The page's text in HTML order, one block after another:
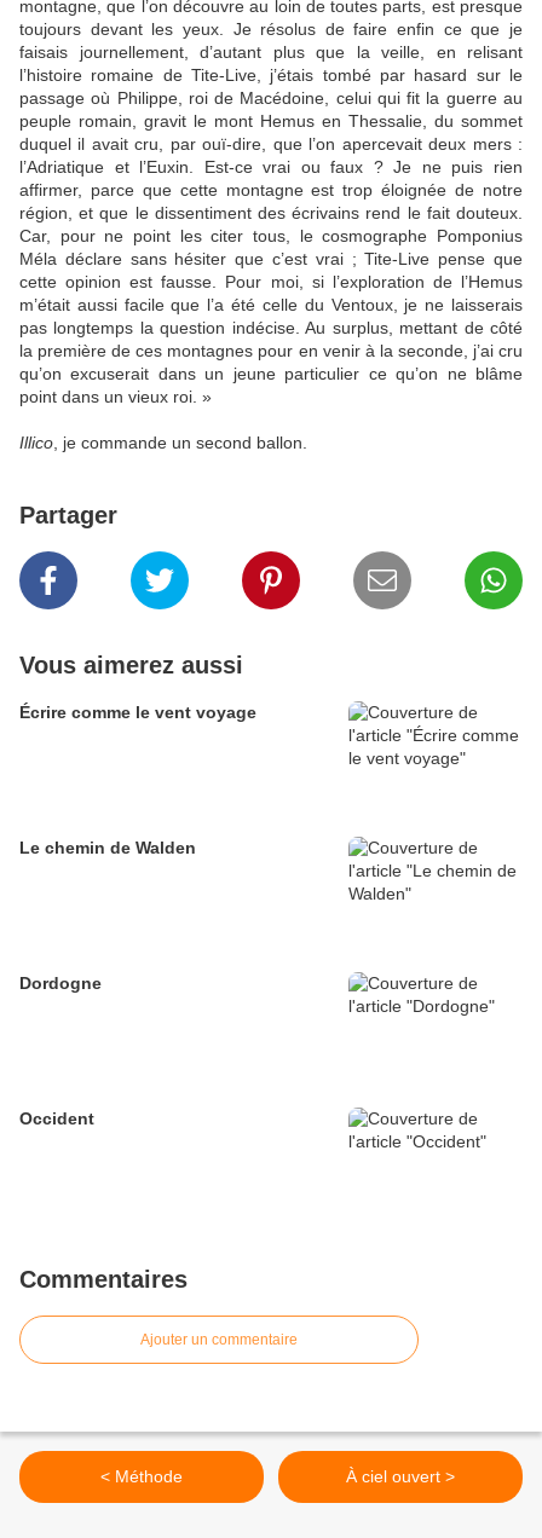
montagne, que l’on découvre au loin de toutes parts, est presque
toujours devant les yeux. Je résolus de faire enfin ce que je
faisais journellement, d’autant plus que la veille, en relisant
l’histoire romaine de Tite-Live, j’étais tombé par hasard sur le
passage où Philippe, roi de Macédoine, celui qui fit la guerre au
peuple romain, gravit le mont Hemus en Thessalie, du sommet
duquel il avait cru, par ouï-dire, que l’on apercevait deux mers :
l’Adriatique et l’Euxin. Est-ce vrai ou faux ? Je ne puis rien
affirmer, parce que cette montagne est trop éloignée de notre
région, et que le dissentiment des écrivains rend le fait douteux.
Car, pour ne point les citer tous, le cosmographe Pomponius
Méla déclare sans hésiter que c’est vrai ; Tite-Live pense que
cette opinion est fausse. Pour moi, si l’exploration de l’Hemus
m’était aussi facile que l’a été celle du Ventoux, je ne laisserais
pas longtemps la question indécise. Au surplus, mettant de côté
la première de ces montagnes pour en venir à la seconde, j’ai cru
qu’on excuserait dans un jeune particulier ce qu’on ne blâme
point dans un vieux roi. »
Illico , je commande un second ballon.
Partager
Vous aimerez aussi
Écrire comme le vent voyage
Le chemin de Walden
Dordogne
Occident
Commentaires
Ajouter un commentaire
< Méthode À ciel ouvert >